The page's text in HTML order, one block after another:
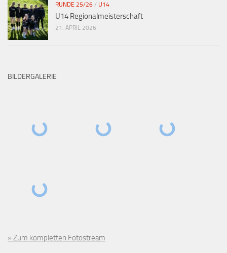
RUNDE 25/26 / U14
U14 Regionalmeisterschaft
21. APRIL 2026
BILDERGALERIE
» Zum kompletten Fotostream